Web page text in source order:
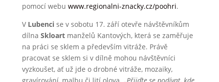
pomocí webu www.regionalni-znacky.cz/poohri.
V Lubencise v sobotu 17. září otevře návštěvníkům
dílna Skloart manželů Kantových, která se zaměřuje
na práci se sklem a především vitráže. Právě
pracovat se sklem si v dílně mohou návštěvníci
vyzkoušet, ať už jde o drobné vitráže, mozaiky,
gravírování, malbu či lití olova. „Přijďte se podívat, kde